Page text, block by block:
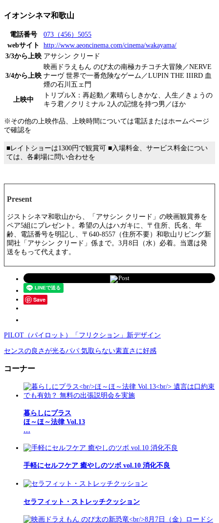
イオンシネマ和歌山
電話番号
073（456）5055
webサイト
http://www.aeoncinema.com/cinema/wakayama/
3/3から上映 アサシン クリード
3/4から上映
映画ドラえもん のび太の南極カチコチ大冒険／NERVE
ナーヴ 世界で一番危険なゲーム／LUPIN THE IIIRD 血
煙の石川五ェ門
上映中
トリプルX：再起動／素晴らしきかな、人生／きょうの
キラ君／クリミナル 2人の記憶を持つ男／ほか
※その他の上映作品、上映時間については電話またはホームページ
で確認を
■レイトショーは1300円で観賞可 ■入場料金、サービス料金につい
ては、各劇場に問い合わせを
Present
ジストシネマ和歌山から、「アサシン クリード」の映画観賞券を
ペア5組にプレゼント。希望の人はハガキに、〒住所、氏名、年
齢、電話番号を明記し、〒640-8557（住所不要）和歌山リビング新
聞社「アサシン クリード」係まで。3月8日（水）必着。当選は発
送をもって代えます。
Post
Save
PILOT（パイロット）「フリクション」新デザイン
センスの良さが光るパパ 気取らない素直さに好感
コーナー
暮らしにプラス
ほ～ほ～法律 Vol.13
…
手軽にセルフケア 癒やしのツボ vol.10 消化不良
セラフィット・ストレッチクッション